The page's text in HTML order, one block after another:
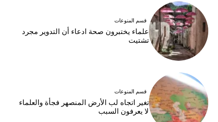
قسم المنوعات
علماء يختبرون صحة ادعاء أن التدوير مجرد
تشتيت
قسم المنوعات
تغير اتجاه لب الأرض المنصهر فجأة والعلماء
لا يعرفون السبب